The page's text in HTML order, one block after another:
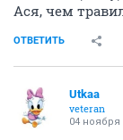
Ася, чем
ОТВЕТИТЬ
Utkaa
veteran
04 ноября